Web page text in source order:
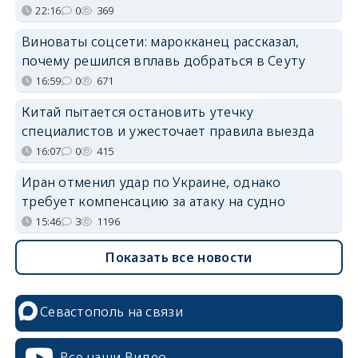
22:16 0 369
Виноваты соцсети: марокканец рассказал,
почему решился вплавь добраться в Сеуту
16:59 0 671
Китай пытается остановить утечку
специалистов и ужесточает правила выезда
16:07 0 415
Иран отменил удар по Украине, однако
требует компенсацию за атаку на судно
15:46 3 1196
Показать все новости
Севастополь на связи